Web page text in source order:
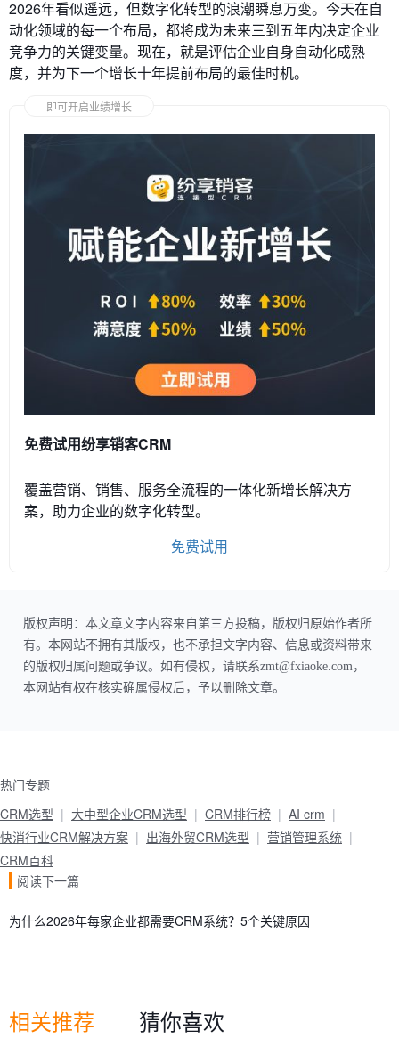
2026年看似遥远，但数字化转型的浪潮瞬息万变。今天在自
动化领域的每一个布局，都将成为未来三到五年内决定企业
竞争力的关键变量。现在，就是评估企业自身自动化成熟
度，并为下一个增长十年提前布局的最佳时机。
即可开启业绩增长
免费试用纷享销客CRM
覆盖营销、销售、服务全流程的一体化新增长解决方
案，助力企业的数字化转型。
免费试用
版权声明：本文章文字内容来自第三方投稿，版权归原始作者所
有。本网站不拥有其版权，也不承担文字内容、信息或资料带来
的版权归属问题或争议。如有侵权，请联系zmt@fxiaoke.com，
本网站有权在核实确属侵权后，予以删除文章。
热门专题
CRM选型
大中型企业CRM选型 CRM排行榜
AI crm
快消行业CRM解决方案
出海外贸CRM选型
营销管理系统
CRM百科
阅读下一篇
为什么2026年每家企业都需要CRM系统？5个关键原因
相关推荐 猜你喜欢